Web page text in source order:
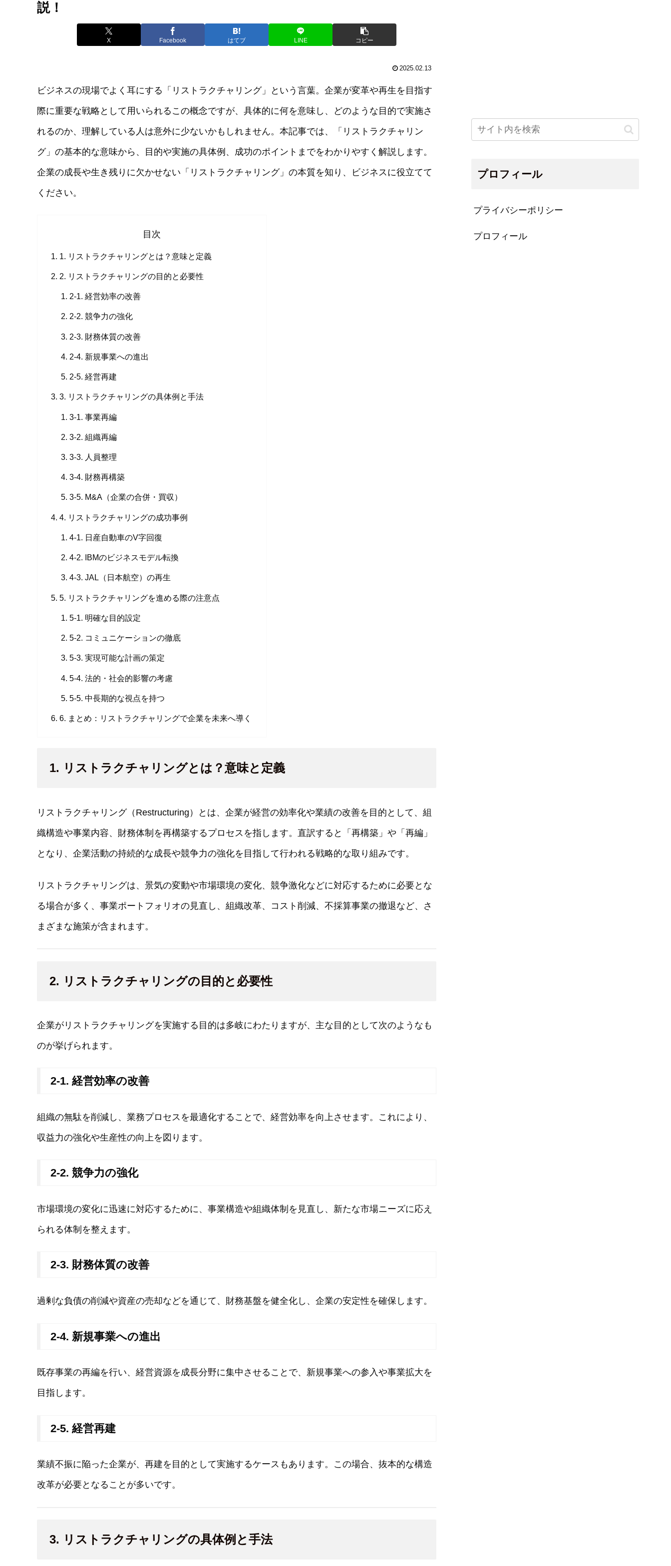
説！
X Facebook はてブ LINE コピー
2025.02.13
ビジネスの現場でよく耳にする「リストラクチャリング」という言葉。企業が変革や再生を目指す
際に重要な戦略として用いられるこの概念ですが、具体的に何を意味し、どのような目的で実施さ
れるのか、理解している人は意外に少ないかもしれません。本記事では、「リストラクチャリン
グ」の基本的な意味から、目的や実施の具体例、成功のポイントまでをわかりやすく解説します。
企業の成長や生き残りに欠かせない「リストラクチャリング」の本質を知り、ビジネスに役立てて
ください。
目次
1. リストラクチャリングとは？意味と定義
2. リストラクチャリングの目的と必要性
2-1. 経営効率の改善
2-2. 競争力の強化
2-3. 財務体質の改善
2-4. 新規事業への進出
2-5. 経営再建
3. リストラクチャリングの具体例と手法
3-1. 事業再編
3-2. 組織再編
3-3. 人員整理
3-4. 財務再構築
3-5. M&A（企業の合併・買収）
4. リストラクチャリングの成功事例
4-1. 日産自動車のV字回復
4-2. IBMのビジネスモデル転換
4-3. JAL（日本航空）の再生
5. リストラクチャリングを進める際の注意点
5-1. 明確な目的設定
5-2. コミュニケーションの徹底
5-3. 実現可能な計画の策定
5-4. 法的・社会的影響の考慮
5-5. 中長期的な視点を持つ
6. まとめ：リストラクチャリングで企業を未来へ導く
1. リストラクチャリングとは？意味と定義
リストラクチャリング（Restructuring）とは、企業が経営の効率化や業績の改善を目的として、組
織構造や事業内容、財務体制を再構築するプロセスを指します。直訳すると「再構築」や「再編」
となり、企業活動の持続的な成長や競争力の強化を目指して行われる戦略的な取り組みです。
リストラクチャリングは、景気の変動や市場環境の変化、競争激化などに対応するために必要とな
る場合が多く、事業ポートフォリオの見直し、組織改革、コスト削減、不採算事業の撤退など、さ
まざまな施策が含まれます。
2. リストラクチャリングの目的と必要性
企業がリストラクチャリングを実施する目的は多岐にわたりますが、主な目的として次のようなも
のが挙げられます。
2-1. 経営効率の改善
組織の無駄を削減し、業務プロセスを最適化することで、経営効率を向上させます。これにより、
収益力の強化や生産性の向上を図ります。
2-2. 競争力の強化
市場環境の変化に迅速に対応するために、事業構造や組織体制を見直し、新たな市場ニーズに応え
られる体制を整えます。
2-3. 財務体質の改善
過剰な負債の削減や資産の売却などを通じて、財務基盤を健全化し、企業の安定性を確保します。
2-4. 新規事業への進出
既存事業の再編を行い、経営資源を成長分野に集中させることで、新規事業への参入や事業拡大を
目指します。
2-5. 経営再建
業績不振に陥った企業が、再建を目的として実施するケースもあります。この場合、抜本的な構造
改革が必要となることが多いです。
3. リストラクチャリングの具体例と手法
プロフィール
プライバシーポリシー
プロフィール